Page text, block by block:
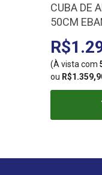
CUBA DE
50CM
(À vista com
ou